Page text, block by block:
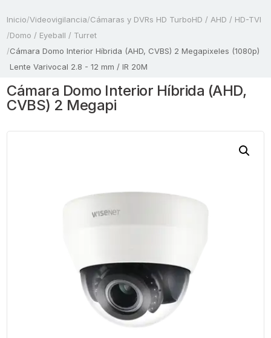
Inicio/Videovigilancia/Cámaras y DVRs HD TurboHD / AHD / HD-TVI
/Domo / Eyeball / Turret
/Cámara Domo Interior Híbrida (AHD, CVBS) 2 Megapixeles (1080p)
Lente Varivocal 2.8 - 12 mm / IR 20M
Cámara Domo Interior Híbrida (AHD,
CVBS) 2 Megapi